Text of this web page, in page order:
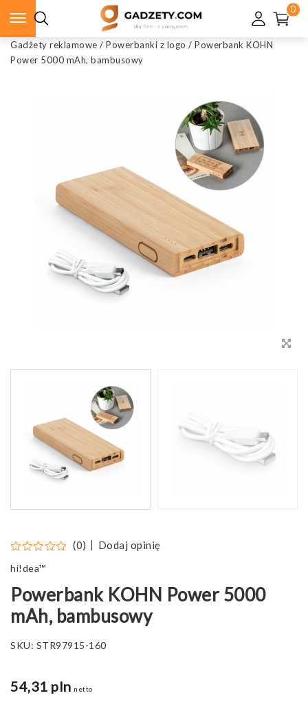
0
Gadżety reklamowe / Powerbanki z logo / Powerbank KOHN
Power 5000 mAh, bambusowy
(0) Dodaj opinię
hi!dea™
Powerbank KOHN Power 5000
mAh, bambusowy
SKU: STR97915-160
54,31 pln netto